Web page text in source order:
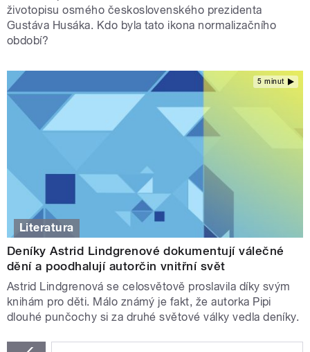
životopisu osmého československého prezidenta
Gustáva Husáka. Kdo byla tato ikona normalizačního
období?
5 minut
Literatura
Deníky Astrid Lindgrenové dokumentují válečné
dění a poodhalují autorčin vnitřní svět
Astrid Lindgrenová se celosvětově proslavila díky svým
knihám pro děti. Málo známý je fakt, že autorka Pipi
dlouhé punčochy si za druhé světové války vedla deníky.